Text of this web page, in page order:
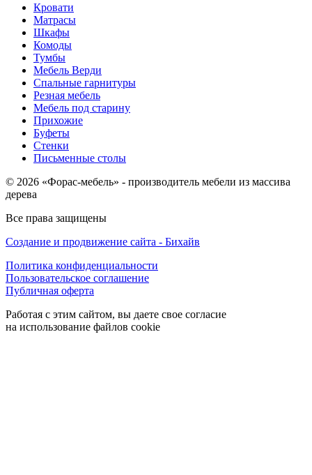
Кровати
Матрасы
Шкафы
Комоды
Тумбы
Мебель Верди
Спальные гарнитуры
Резная мебель
Мебель под старину
Прихожие
Буфеты
Стенки
Письменные столы
© 2026 «Форас-мебель» - производитель мебели из массива
дерева
Все права защищены
Создание и продвижение сайта - Бихайв
Политика конфиденциальности
Пользовательское соглашение
Публичная оферта
Работая с этим сайтом, вы даете свое согласие
на использование файлов cookie